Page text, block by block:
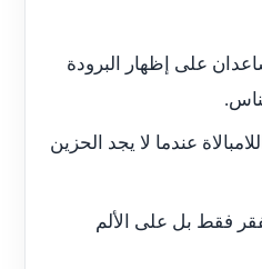
على إظهار البرودة
عندما لا يجد الحزين
فقط بل على الألم